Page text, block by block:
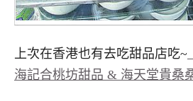
上次在香港也有去吃甜品店吃~
海記合桃坊甜品 & 海天堂貴桑